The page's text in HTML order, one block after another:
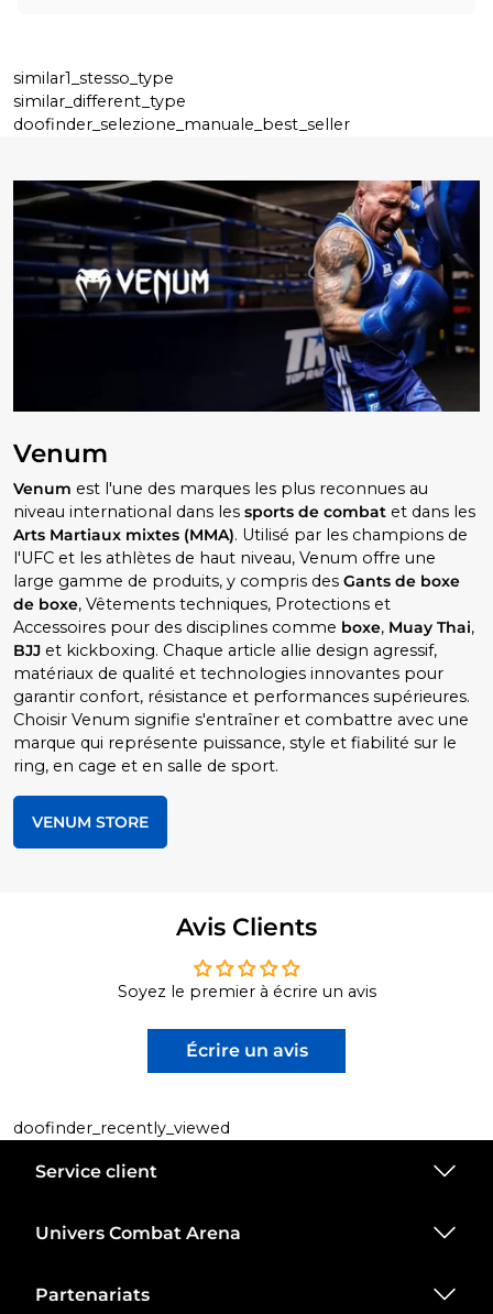
similar1_stesso_type
similar_different_type
doofinder_selezione_manuale_best_seller
Venum
Venum est l'une des marques les plus reconnues au
niveau international dans les sports de combat et dans les
Arts Martiaux mixtes (MMA). Utilisé par les champions de
l'UFC et les athlètes de haut niveau, Venum offre une
large gamme de produits, y compris des Gants de boxe
de boxe, Vêtements techniques, Protections et
Accessoires pour des disciplines comme boxe, Muay Thai,
BJJ et kickboxing. Chaque article allie design agressif,
matériaux de qualité et technologies innovantes pour
garantir confort, résistance et performances supérieures.
Choisir Venum signifie s'entraîner et combattre avec une
marque qui représente puissance, style et fiabilité sur le
ring, en cage et en salle de sport.
VENUM STORE
Avis Clients
Soyez le premier à écrire un avis
Écrire un avis
doofinder_recently_viewed
Service client
Univers Combat Arena
Partenariats